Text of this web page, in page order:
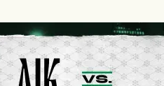
lyckades få in 2-0.